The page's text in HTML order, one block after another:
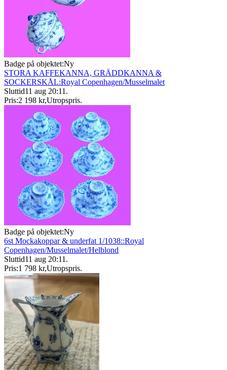
Badge på objektet:Ny
STORA KAFFEKANNA, GRÄDDKANNA &
SOCKERSKÅL:Royal Copenhagen/Musselmalet
Sluttid11 aug 20:11 .
Pris:2 198 kr,Utropspris.
Badge på objektet:Ny
6st Mockakoppar & underfat 1/1038::Royal
Copenhagen/Musselmalet/Helblond
Sluttid11 aug 20:11 .
Pris:1 798 kr,Utropspris.